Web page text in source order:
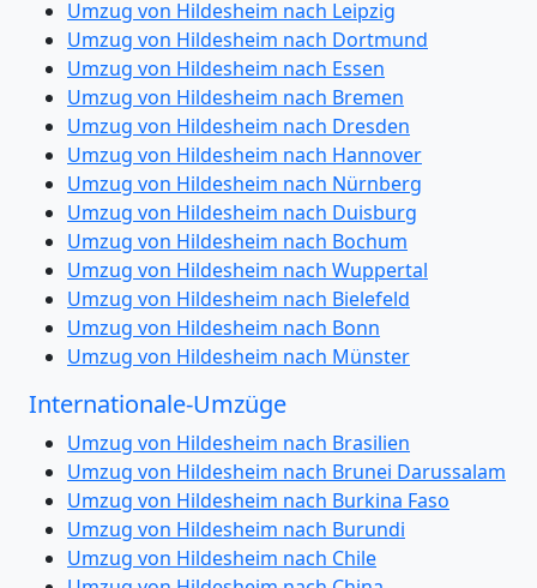
Umzug von Hildesheim nach Leipzig
Umzug von Hildesheim nach Dortmund
Umzug von Hildesheim nach Essen
Umzug von Hildesheim nach Bremen
Umzug von Hildesheim nach Dresden
Umzug von Hildesheim nach Hannover
Umzug von Hildesheim nach Nürnberg
Umzug von Hildesheim nach Duisburg
Umzug von Hildesheim nach Bochum
Umzug von Hildesheim nach Wuppertal
Umzug von Hildesheim nach Bielefeld
Umzug von Hildesheim nach Bonn
Umzug von Hildesheim nach Münster
Internationale-Umzüge
Umzug von Hildesheim nach Brasilien
Umzug von Hildesheim nach Brunei Darussalam
Umzug von Hildesheim nach Burkina Faso
Umzug von Hildesheim nach Burundi
Umzug von Hildesheim nach Chile